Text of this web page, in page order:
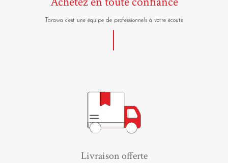
Tarawa c'est une équipe de professionnels à votre écoute
Livraison offerte